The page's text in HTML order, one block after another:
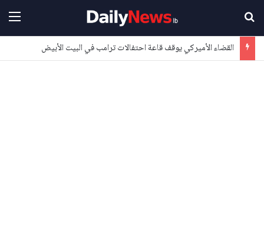
القضاء الأميركي يوقف قاعة احتفالات ترامب في البيت الأبيض